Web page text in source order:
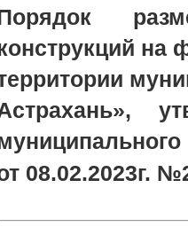
на
08.02.2023г.